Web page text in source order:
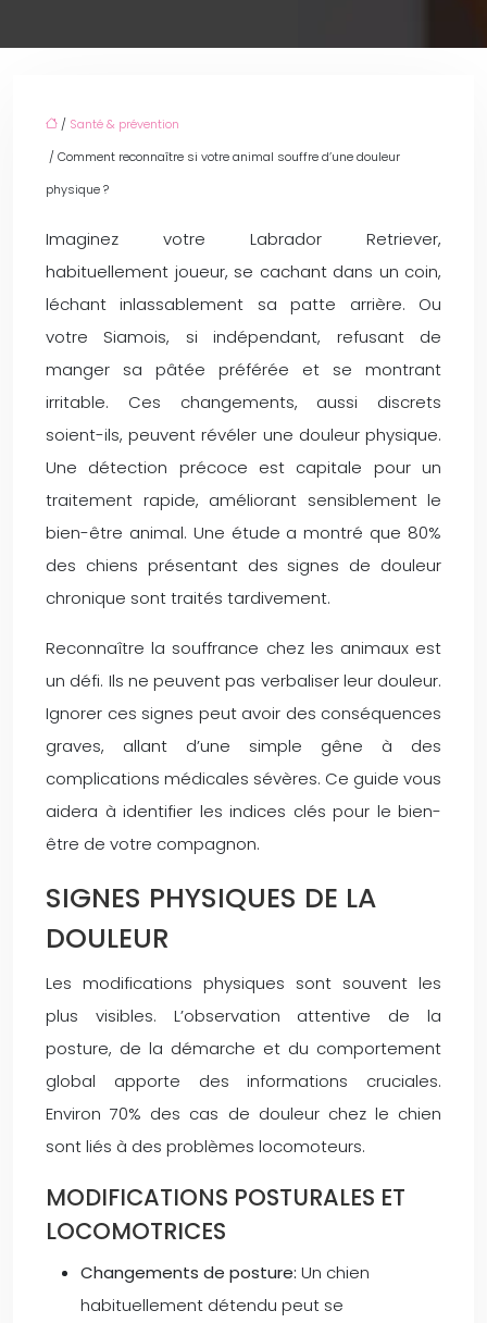
/ Santé & prévention
/ Comment reconnaître si votre animal souffre d’une douleur
physique ?
Imaginez votre Labrador Retriever,
habituellement joueur, se cachant dans un coin,
léchant inlassablement sa patte arrière. Ou
votre Siamois, si indépendant, refusant de
manger sa pâtée préférée et se montrant
irritable. Ces changements, aussi discrets
soient-ils, peuvent révéler une douleur physique.
Une détection précoce est capitale pour un
traitement rapide, améliorant sensiblement le
bien-être animal. Une étude a montré que 80%
des chiens présentant des signes de douleur
chronique sont traités tardivement.
Reconnaître la souffrance chez les animaux est
un défi. Ils ne peuvent pas verbaliser leur douleur.
Ignorer ces signes peut avoir des conséquences
graves, allant d’une simple gêne à des
complications médicales sévères. Ce guide vous
aidera à identifier les indices clés pour le bien-
être de votre compagnon.
SIGNES PHYSIQUES DE LA
DOULEUR
Les modifications physiques sont souvent les
plus visibles. L’observation attentive de la
posture, de la démarche et du comportement
global apporte des informations cruciales.
Environ 70% des cas de douleur chez le chien
sont liés à des problèmes locomoteurs.
MODIFICATIONS POSTURALES ET
LOCOMOTRICES
Changements de posture: Un chien
habituellement détendu peut se